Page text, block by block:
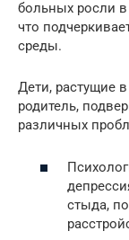
больных росли
что
среды.
Дети, растущие
родитель,
различных
стыда,